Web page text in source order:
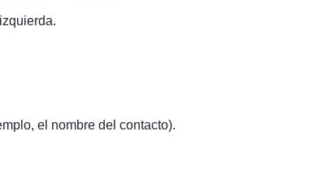
el nombre del contacto).